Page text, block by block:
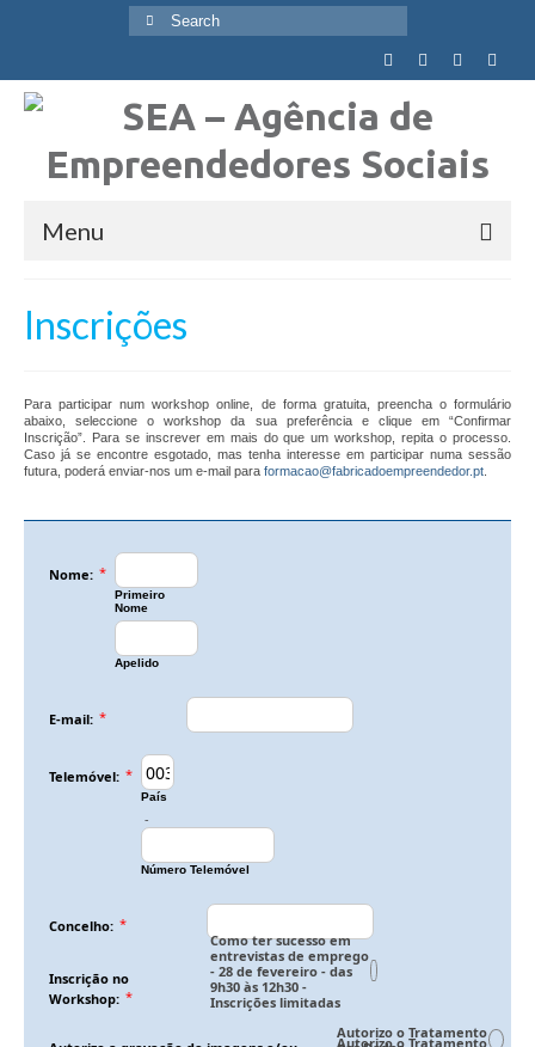
Search
for:
Menu
Visão, Missão e Valores
Objetivos Globais
Agência
Testemunhos
Go Empreende
Garage Incubator
Emprego
+Emprego
Inscrições
Para participar num workshop online, de forma gratuita, preencha o formulário
abaixo, seleccione o workshop da sua preferência e clique em “Confirmar
Inscrição”. Para se inscrever em mais do que um workshop, repita o processo.
Caso já se encontre esgotado, mas tenha interesse em participar numa sessão
futura, poderá enviar-nos um e-mail para formacao@fabricadoempreendedor.pt
Nome: *
Primeiro
Nome
Apelido
E-mail: *
Telemóvel: *
País
-
Número Telemóvel
Concelho: *
Inscrição no
Workshop: *
Como ter sucesso em
entrevistas de emprego
- 28 de fevereiro - das
9h30 às 12h30 -
Inscrições limitadas
Autorizo o Tratamento
Autorizo o Tratamento